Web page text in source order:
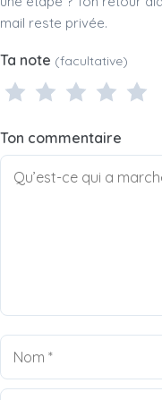
mail reste privée.
Ta note (facultative)
Ton commentaire